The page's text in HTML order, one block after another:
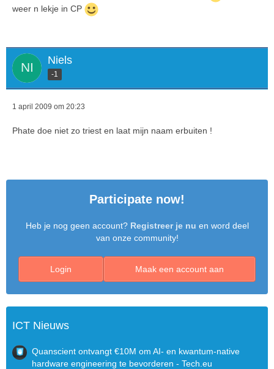
weer n lekje in CP
Niels
-1
1 april 2009 om 20:23
Phate doe niet zo triest en laat mijn naam erbuiten !
Participate now!
Heb je nog geen account? Registreer je nu en word deel
van onze community!
Maak een account aan
Login
ICT Nieuws
Quanscient ontvangt €10M om AI- en kwantum-native
hardware engineering te bevorderen - Tech.eu